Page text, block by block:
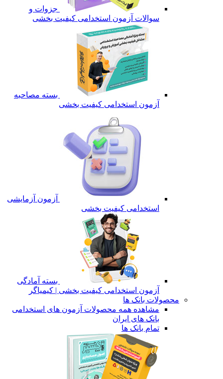
جزوات و
سوالات آزمون استخدامی کیفیت بخشی
بسته مصاحبه
آزمون استخدامی کیفیت بخشی
آزمون آزمایشی
استخدامی کیفیت بخشی
بسته آمادگی
آزمون استخدامی کیفیت بخشی | کیمیاگر
محصولات بانک ها
مشاهده همه محصولات آزمون های استخدامی
بانک های ایران
تمام بانک ها